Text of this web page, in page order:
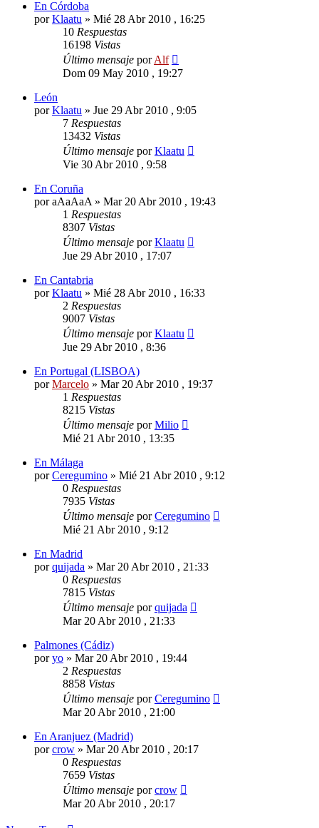
En Córdoba
porKlaatu » Mié 28 Abr 2010 , 16:25
10 Respuestas
16198 Vistas
Último mensaje porAlf
Dom 09 May 2010 , 19:27
León
porKlaatu » Jue 29 Abr 2010 , 9:05
7 Respuestas
13432 Vistas
Último mensaje porKlaatu
Vie 30 Abr 2010 , 9:58
En Coruña
poraAaAaA » Mar 20 Abr 2010 , 19:43
1 Respuestas
8307 Vistas
Último mensaje porKlaatu
Jue 29 Abr 2010 , 17:07
En Cantabria
porKlaatu » Mié 28 Abr 2010 , 16:33
2 Respuestas
9007 Vistas
Último mensaje porKlaatu
Jue 29 Abr 2010 , 8:36
En Portugal (LISBOA)
porMarcelo » Mar 20 Abr 2010 , 19:37
1 Respuestas
8215 Vistas
Último mensaje porMilio
Mié 21 Abr 2010 , 13:35
En Málaga
porCeregumino » Mié 21 Abr 2010 , 9:12
0 Respuestas
7935 Vistas
Último mensaje porCeregumino
Mié 21 Abr 2010 , 9:12
En Madrid
porquijada » Mar 20 Abr 2010 , 21:33
0 Respuestas
7815 Vistas
Último mensaje porquijada
Mar 20 Abr 2010 , 21:33
Palmones (Cádiz)
poryo » Mar 20 Abr 2010 , 19:44
2 Respuestas
8858 Vistas
Último mensaje porCeregumino
Mar 20 Abr 2010 , 21:00
En Aranjuez (Madrid)
porcrow » Mar 20 Abr 2010 , 20:17
0 Respuestas
7659 Vistas
Último mensaje porcrow
Mar 20 Abr 2010 , 20:17